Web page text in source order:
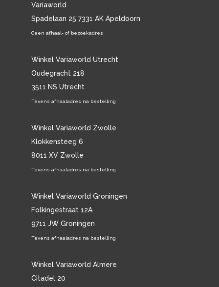
Variaworld
Spadelaan 25 7331 AK Apeldoorn
Geen afhaal- of bezoekadres
Winkel Variaworld Utrecht
Oudegracht 218
3511 NS Utrecht
Tevens afhaaladres na bestelling
Winkel Variaworld Zwolle
Klokkensteeg 6
8011 XV Zwolle
Tevens afhaaladres na bestelling
Winkel Variaworld Groningen
Folkingestraat 12A
9711 JW Groningen
Tevens afhaaladres na bestelling
Winkel Variaworld Almere
Citadel 20